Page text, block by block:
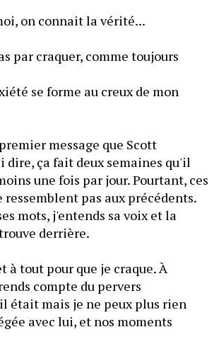
on connait la vérité...
par craquer, comme toujours
se forme au creux de mon
message que Scott
dire, ça fait deux semaines qu'il
une fois par jour. Pourtant, ces
ressemblent pas aux précédents.
mots, j'entends sa voix et la
derrière.
à tout pour que je craque. À
compte du pervers
était mais je ne peux plus rien
avec lui, et nos moments